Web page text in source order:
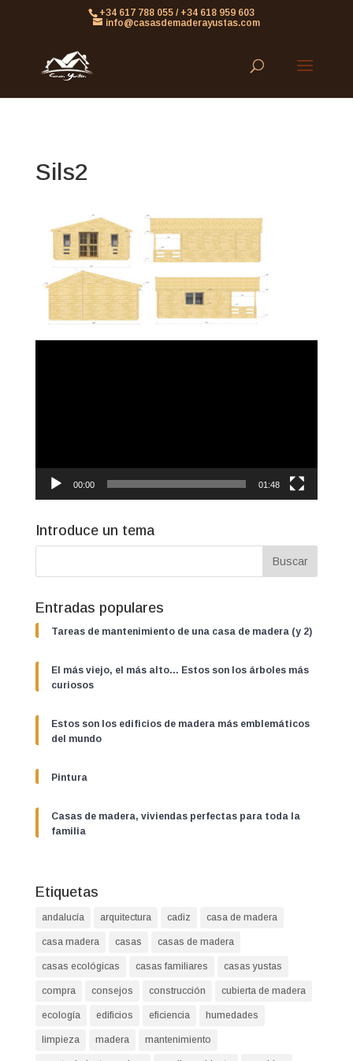
861613063953479
+34 617 788 055 / +34 618 959 603
info@casasdemaderayustas.com
Sils2
00:00 01:48
Introduce un tema
Entradas populares
Tareas de mantenimiento de una casa de madera (y 2)
El más viejo, el más alto… Estos son los árboles más
curiosos
Estos son los edificios de madera más emblemáticos
del mundo
Pintura
Casas de madera, viviendas perfectas para toda la
familia
Etiquetas
andalucía arquitectura cadiz casa de madera
casa madera casas casas de madera
casas ecológicas casas familiares casas yustas
compra consejos construcción cubierta de madera
ecología edificios eficiencia humedades
limpieza madera mantenimiento